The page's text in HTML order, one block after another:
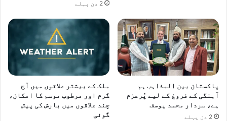
2 دن پہلے
پاکستان بین المذاہب ہم
آہنگی کے فروغ کے لیے پُرعزم
ہے، سردار محمد یوسف
2 دن پہلے
ملک کے بیشتر علاقوں میں آج
گرم اور مرطوب موسم کا امکان،
چند علاقوں میں بارش کی پیش
گوئی